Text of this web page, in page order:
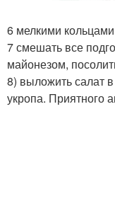
6 мелкими
7 смешать все
майонезом,
8) выложить салат
укропа. Приятного